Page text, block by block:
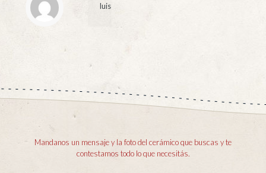
luis
Mandanos un mensaje y la foto del cerámico que buscas y te
contestamos todo lo que necesitás.